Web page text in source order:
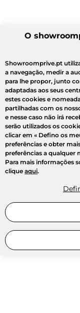
O
Showroomprive.pt
a navegação, medir a
para lhe propor, junto
adaptadas aos seus
estes cookies e
partilhadas com os
e nesse caso não irá
serão utilizados os
clicar em « Defino os
preferências e obter
preferências a qualquer
Para mais informações
clique aqui.